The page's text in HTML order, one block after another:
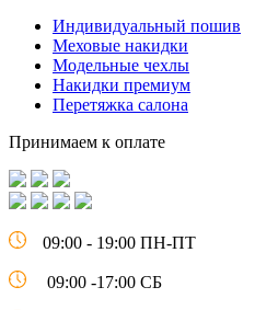
Индивидуальный пошив
Меховые накидки
Модельные чехлы
Накидки премиум
Перетяжка салона
Принимаем к оплате
09:00 - 19:00 ПН-ПТ
09:00 -17:00 СБ